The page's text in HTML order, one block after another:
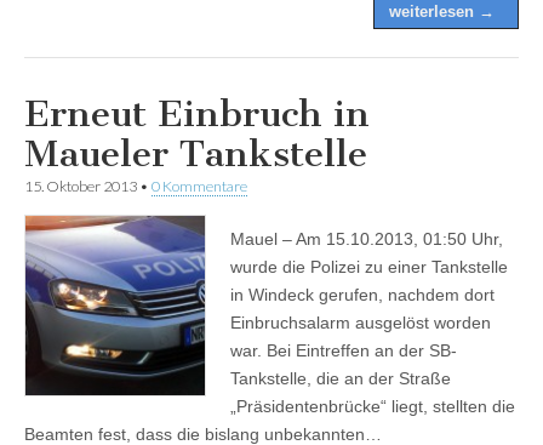
weiterlesen →
Erneut Einbruch in
Maueler Tankstelle
15. Oktober 2013 • 0 Kommentare
Mauel – Am 15.10.2013, 01:50 Uhr,
wurde die Polizei zu einer Tankstelle
in Windeck gerufen, nachdem dort
Einbruchsalarm ausgelöst worden
war. Bei Eintreffen an der SB-
Tankstelle, die an der Straße
„Präsidentenbrücke“ liegt, stellten die
Beamten fest, dass die bislang unbekannten…